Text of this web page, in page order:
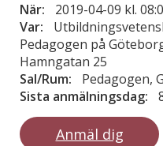
När: 2019-04-09 kl.
Var:
Pedagogen på
Hamngatan 25
Sal/Rum:
Pedagogen,
Sista anmälningsdag:
Anmäl dig